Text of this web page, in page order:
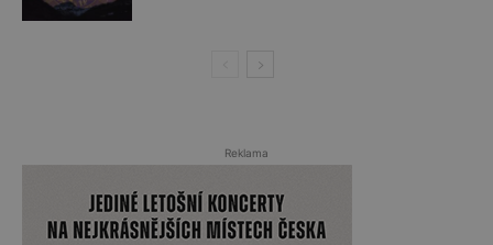
Reklama